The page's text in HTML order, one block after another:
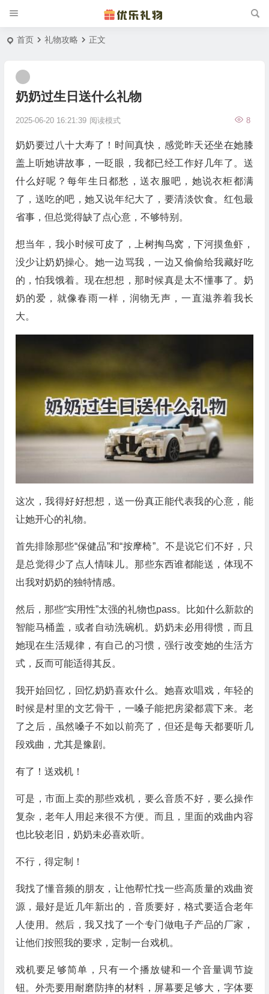
首页 礼物攻略 正文
奶奶过生日送什么礼物
2025-06-20 16:21:39 8
阅读模式
奶奶要过八十大寿了！时间真快，感觉昨天还坐在她膝
盖上听她讲故事，一眨眼，我都已经工作好几年了。送
什么好呢？每年生日都愁，送衣服吧，她说衣柜都满
了，送吃的吧，她又说年纪大了，要清淡饮食。红包最
省事，但总觉得缺了点心意，不够特别。
想当年，我小时候可皮了，上树掏鸟窝，下河摸鱼虾，
没少让奶奶操心。她一边骂我，一边又偷偷给我藏好吃
的，怕我饿着。现在想想，那时候真是太不懂事了。奶
奶的爱，就像春雨一样，润物无声，一直滋养着我长
大。
这次，我得好好想想，送一份真正能代表我的心意，能
让她开心的礼物。
首先排除那些“保健品”和“按摩椅”。不是说它们不好，只
是总觉得少了点人情味儿。那些东西谁都能送，体现不
出我对奶奶的独特情感。
然后，那些“实用性”太强的礼物也pass。比如什么新款的
智能马桶盖，或者自动洗碗机。奶奶未必用得惯，而且
她现在生活规律，有自己的习惯，强行改变她的生活方
式，反而可能适得其反。
我开始回忆，回忆奶奶喜欢什么。她喜欢唱戏，年轻的
时候是村里的文艺骨干，一嗓子能把房梁都震下来。老
了之后，虽然嗓子不如以前亮了，但还是每天都要听几
段戏曲，尤其是豫剧。
有了！送戏机！
可是，市面上卖的那些戏机，要么音质不好，要么操作
复杂，老年人用起来很不方便。而且，里面的戏曲内容
也比较老旧，奶奶未必喜欢听。
不行，得定制！
我找了懂音频的朋友，让他帮忙找一些高质量的戏曲资
源，最好是近几年新出的，音质要好，格式要适合老年
人使用。然后，我又找了一个专门做电子产品的厂家，
让他们按照我的要求，定制一台戏机。
戏机要足够简单，只有一个播放键和一个音量调节旋
钮。外壳要用耐磨防摔的材料，屏幕要足够大，字体要